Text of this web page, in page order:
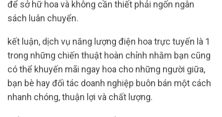
để sở hữ hoa và không cần thiết phải ngốn ngân
sách luân chuyển.
kết luận, dịch vụ năng lượng điện hoa trực tuyến là 1
trong những chiến thuật hoàn chỉnh nhằm bạn cũng
có thể khuyến mãi ngay hoa cho những người giữa,
bạn bè hay đối tác doanh nghiệp buôn bán một cách
nhanh chóng, thuận lợi và chất lượng.